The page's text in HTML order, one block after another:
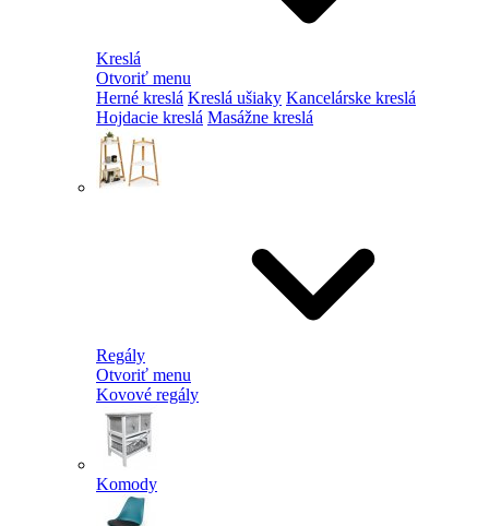
Kreslá
Otvoriť menu
Herné kreslá Kreslá ušiaky Kancelárske kreslá
Hojdacie kreslá Masážne kreslá
Regály
Otvoriť menu
Kovové regály
Komody